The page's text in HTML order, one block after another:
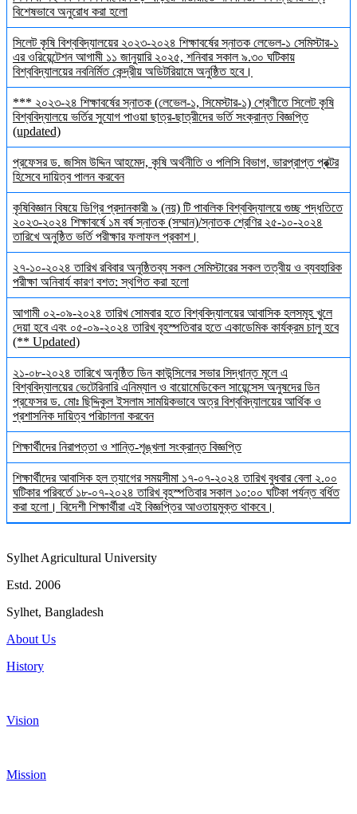
বিশেষভাবে অনুরোধ করা হলো
সিলেট কৃষি বিশ্ববিদ্যালয়ের ২০২৩-২০২৪ শিক্ষাবর্ষের স্নাতক লেভেল-১ সেমিস্টার-১
এর ওরিয়েন্টেশন আগামী ১১ জানুয়ারি ২০২৫, শনিবার সকাল ৯.৩০ ঘটিকায়
বিশ্ববিদ্যালয়ের নবনির্মিত কেন্দ্রীয় অডিটরিয়ামে অনুষ্ঠিত হবে।
*** ২০২৩-২৪ শিক্ষাবর্ষের স্নাতক (লেভেল-১, সিমেস্টার-১) শ্রেণীতে সিলেট কৃষি
বিশ্ববিদ্যালয়ে ভর্তির সুযোগ পাওয়া ছাত্র-ছাত্রীদের ভর্তি সংক্রান্ত বিজ্ঞপ্তি
(updated)
প্রফেসর ড. জসিম উদ্দিন আহমেদ, কৃষি অর্থনীতি ও পলিসি বিভাগ, ভারপ্রাপ্ত প্রক্টর
হিসেবে দায়িত্ব পালন করবেন
কৃষিবিজ্ঞান বিষয়ে ডিগ্রি প্রদানকারী ৯ (নয়) টি পাবলিক বিশ্ববিদ্যালয়ে গুচ্ছ পদ্ধতিতে
২০২৩-২০২৪ শিক্ষাবর্ষে ১ম বর্ষ স্নাতক (সম্মান)/স্নাতক শ্রেণির ২৫-১০-২০২৪
তারিখে অনুষ্ঠিত ভর্তি পরীক্ষার ফলাফল প্রকাশ।
২৭-১০-২০২৪ তারিখ রবিবার অনুষ্ঠিতব্য সকল সেমিস্টারের সকল তত্বীয় ও ব্যবহারিক
পরীক্ষা অনিবার্য কারণ বশত: স্থগিত করা হলো
আগামী ০২-০৯-২০২৪ তারিখ সোমবার হতে বিশ্ববিদ্যালয়ের আবাসিক হলসমূহ খুলে
দেয়া হবে এবং ০৫-০৯-২০২৪ তারিখ বৃহস্পতিবার হতে একাডেমিক কার্যক্রম চালু হবে
(** Updated)
২১-০৮-২০২৪ তারিখে অনুষ্ঠিত ডিন কাউন্সিলের সভার সিদ্ধান্ত মূলে এ
বিশ্ববিদ্যালয়ের ভেটেরিনারি এনিম্যাল ও বায়োমেডিকেল সায়েন্সেস অনুষদের ডিন
প্রফেসর ড. মোঃ ছিদ্দিকুল ইসলাম সাময়িকভাবে অত্র বিশ্ববিদ্যালয়ের আর্থিক ও
প্রশাসনিক দায়িত্ব পরিচালনা করবেন
শিক্ষার্থীদের নিরাপত্তা ও শান্তি-শৃঙ্খলা সংক্রান্ত বিজ্ঞপ্তি
শিক্ষার্থীদের আবাসিক হল ত্যাগের সময়সীমা ১৭-০৭-২০২৪ তারিখ বুধবার বেলা ২.০০
ঘটিকার পরিবর্তে ১৮-০৭-২০২৪ তারিখ বৃহস্পতিবার সকাল ১০:০০ ঘটিকা পর্যন্ত বর্ধিত
করা হলো। বিদেশী শিক্ষার্থীরা এই বিজ্ঞপ্তির আওতায়মুক্ত থাকবে।
Sylhet Agricultural University
Estd. 2006
Sylhet, Bangladesh
About Us
History
Vision
Mission